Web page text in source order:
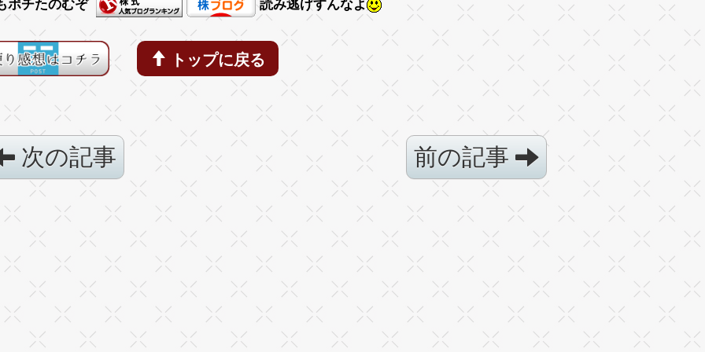
ポチたのむぞ 読み逃げすんなよ
トップに戻る
次の記事 前の記事